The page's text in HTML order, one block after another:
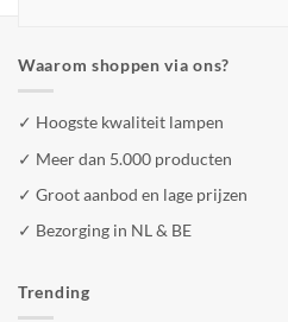
Waarom shoppen via ons?
✓ Hoogste kwaliteit lampen
✓ Meer dan 5.000 producten
✓ Groot aanbod en lage prijzen
✓ Bezorging in NL & BE
Trending